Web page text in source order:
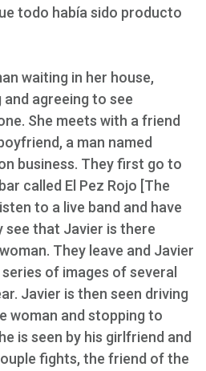
todo había sido producto
waiting in her house,
and agreeing to see
She meets with a friend
a man named
business. They first go to
called El Pez Rojo [The
to a live band and have
see that Javier is there
They leave and Javier
of images of several
Javier is then seen driving
woman and stopping to
is seen by his girlfriend and
fights, the friend of the